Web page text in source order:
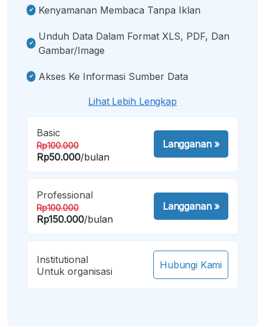
Kenyamanan Membaca Tanpa Iklan
Unduh Data Dalam Format XLS, PDF, Dan
Gambar/image
Akses Ke Informasi Sumber Data
Lihat Lebih Lengkap
Basic
Rp100.000
Rp50.000/bulan
Langganan»
Professional
Rp100.000
Rp150.000/bulan
Langganan»
Institutional
Untuk organisasi
Hubungi Kami